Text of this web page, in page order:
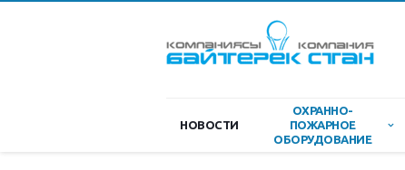
НОВОСТИ
ОХРАННО-
ПОЖАРНОЕ
ОБОРУДОВАНИЕ